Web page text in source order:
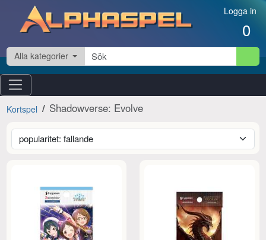
Hoppa till innehåll Logga in
0
Alla kategorier
Kortspel Shadowverse: Evolve